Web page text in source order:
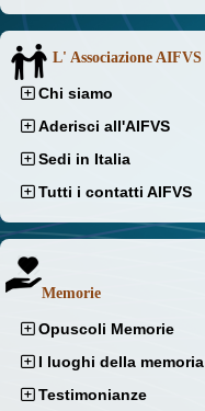
L' Associazione AIFVS
Chi siamo
Aderisci all'AIFVS
Sedi in Italia
Tutti i contatti AIFVS
Memorie
Opuscoli Memorie
I luoghi della memoria
Testimonianze